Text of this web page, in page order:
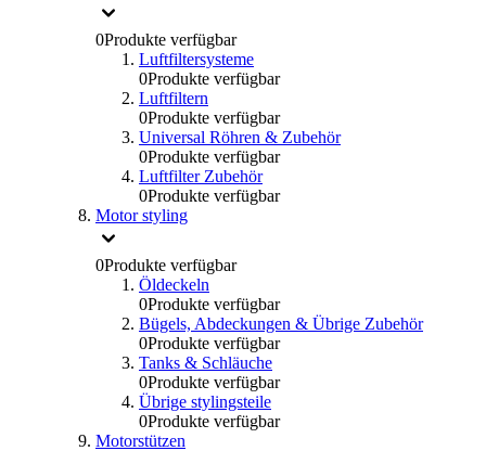
0Produkte verfügbar
Luftfiltersysteme
0Produkte verfügbar
Luftfiltern
0Produkte verfügbar
Universal Röhren & Zubehör
0Produkte verfügbar
Luftfilter Zubehör
0Produkte verfügbar
Motor styling
0Produkte verfügbar
Öldeckeln
0Produkte verfügbar
Bügels, Abdeckungen & Übrige Zubehör
0Produkte verfügbar
Tanks & Schläuche
0Produkte verfügbar
Übrige stylingsteile
0Produkte verfügbar
Motorstützen